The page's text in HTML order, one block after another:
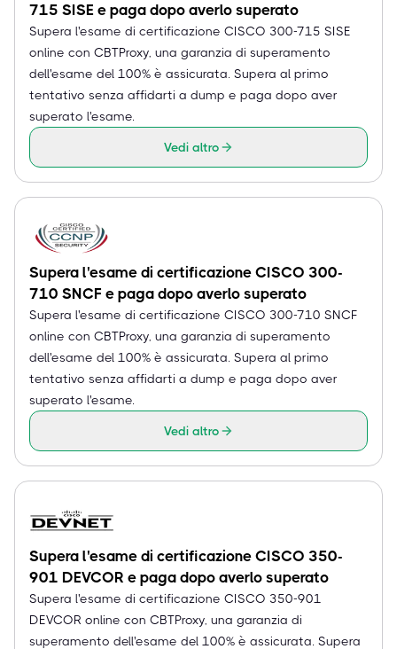
715 SISE e paga dopo averlo superato
Supera l'esame di certificazione CISCO 300-715 SISE
online con CBTProxy, una garanzia di superamento
dell'esame del 100% è assicurata. Supera al primo
tentativo senza affidarti a dump e paga dopo aver
superato l'esame.
Vedi altro
Supera l'esame di certificazione CISCO 300-
710 SNCF e paga dopo averlo superato
Supera l'esame di certificazione CISCO 300-710 SNCF
online con CBTProxy, una garanzia di superamento
dell'esame del 100% è assicurata. Supera al primo
tentativo senza affidarti a dump e paga dopo aver
superato l'esame.
Vedi altro
Supera l'esame di certificazione CISCO 350-
901 DEVCOR e paga dopo averlo superato
Supera l'esame di certificazione CISCO 350-901
DEVCOR online con CBTProxy, una garanzia di
superamento dell'esame del 100% è assicurata. Supera